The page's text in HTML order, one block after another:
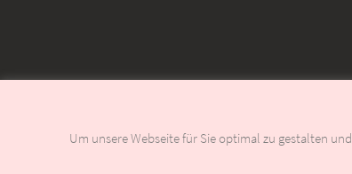
LEIDER KÖNNEN MOMENTAN KEINE
Um unsere Webseite für Sie optimal zu gestalten